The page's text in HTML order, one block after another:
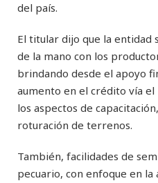
del país.
El titular dijo que la entidad
de la mano con los
brindando desde el apoyo
aumento en el crédito vía el
los aspectos de
roturación de terrenos.
También, facilidades de
pecuario, con enfoque en